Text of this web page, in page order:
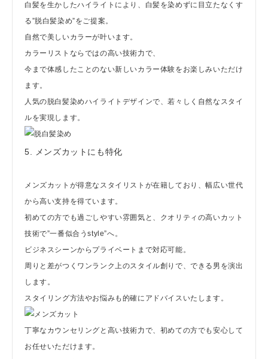
白髪を生かしたハイライトにより、白髪を染めずに目立たなくす
る”脱白髪染め”をご提案。
自然で美しいカラーが叶います。
カラーリストならではの高い技術力で、
今まで体感したことのない新しいカラー体験をお楽しみいただけ
ます。
人気の脱白髪染めハイライトデザインで、若々しく自然なスタイ
ルを実現します。
5. メンズカットにも特化
メンズカットが得意なスタイリストが在籍しており、幅広い世代
から高い支持を得ています。
初めての方でも過ごしやすい雰囲気と、クオリティの高いカット
技術で”一番似合うstyle”へ。
ビジネスシーンからプライベートまで対応可能。
周りと差がつくワンランク上のスタイル創りで、できる男を演出
します。
スタイリング方法やお悩みも的確にアドバイスいたします。
丁寧なカウンセリングと高い技術力で、初めての方でも安心して
お任せいただけます。